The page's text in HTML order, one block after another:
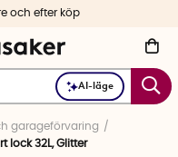
AI-läge
och efter köp
garageförvaring
lock 32L, Glitter